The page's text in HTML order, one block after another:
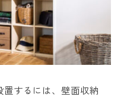
するには、壁面収納